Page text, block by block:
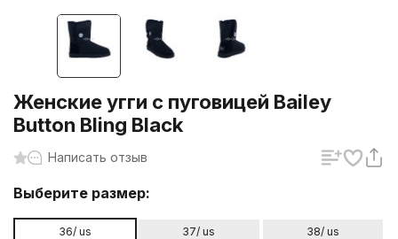
Женские угги с пуговицей Bailey
Button Bling Black
Написать отзыв
Выберите размер:
36/ us 37/ us
38/ us